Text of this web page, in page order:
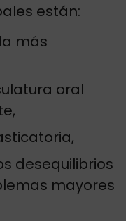
están:
más
oral
desequilibrios
mayores